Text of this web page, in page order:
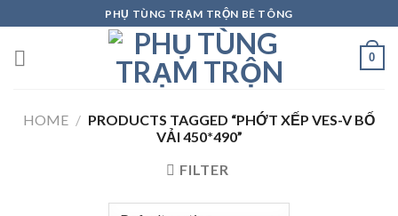
to
content
PHỤ TÙNG TRẠM TRỘN BÊ TÔNG
0
HOME / PRODUCTS TAGGED “PHỚT XẾP VES-V BỐ
VẢI 450*490”
FILTER